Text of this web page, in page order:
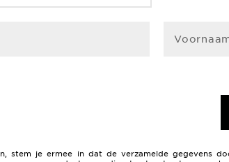
stem je ermee in dat de verzamelde gegevens